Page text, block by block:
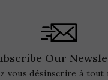
Our
vous désinscrire à tout